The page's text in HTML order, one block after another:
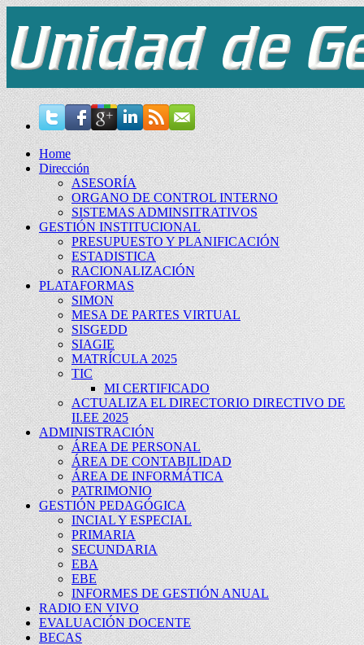
Home
Dirección
ASESORÍA
ORGANO DE CONTROL INTERNO
SISTEMAS ADMINSITRATIVOS
GESTIÓN INSTITUCIONAL
PRESUPUESTO Y PLANIFICACIÓN
ESTADISTICA
RACIONALIZACIÓN
PLATAFORMAS
SIMON
MESA DE PARTES VIRTUAL
SISGEDD
SIAGIE
MATRÍCULA 2025
TIC
MI CERTIFICADO
ACTUALIZA EL DIRECTORIO DIRECTIVO DE
II.EE 2025
ADMINISTRACIÓN
ÁREA DE PERSONAL
ÁREA DE CONTABILIDAD
ÁREA DE INFORMÁTICA
PATRIMONIO
GESTIÓN PEDAGÓGICA
INCIAL Y ESPECIAL
PRIMARIA
SECUNDARIA
EBA
EBE
INFORMES DE GESTIÓN ANUAL
RADIO EN VIVO
EVALUACIÓN DOCENTE
BECAS